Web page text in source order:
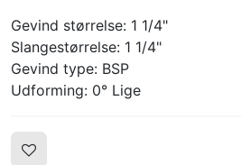
Gevind størrelse: 1 1/4"
Slangestørrelse: 1 1/4"
Gevind type: BSP
Udforming: 0° Lige